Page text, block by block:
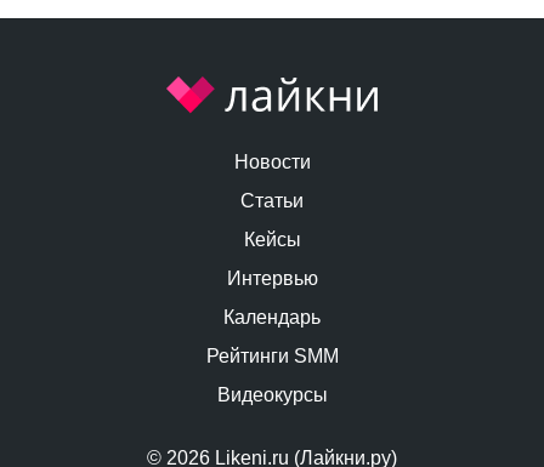
© 2026 Likeni.ru (Лайкни.ру)
Новости
Статьи
Кейсы
Интервью
Календарь
Рейтинги SMM
Видеокурсы